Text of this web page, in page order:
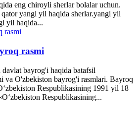
eng chiroyli sherlar bolalar uchun.
yangi yil haqida sherlar.yangi yil
yil haqida...
rasmi
bayrog'i haqida batafsil
va O'zbekiston bayrog'i rasmlari. Bayroq
Respublikasining 1991 yil 18
Respublikasining...